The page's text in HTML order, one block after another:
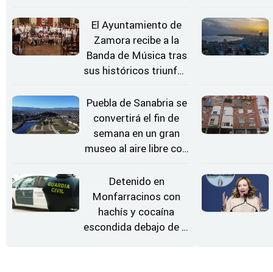
Estrellas
El Ayuntamiento de
Zamora recibe a la
Banda de Música tras
sus históricos triunfos
Puebla de Sanabria se
convertirá el fin de
semana en un gran
museo al aire libre con
Detenido en
Monfarracinos con
hachís y cocaína
escondida debajo de la